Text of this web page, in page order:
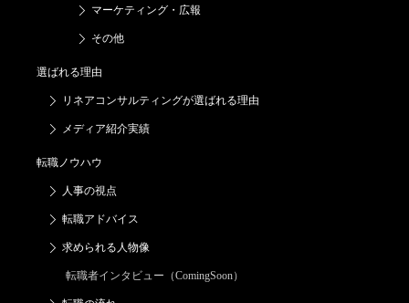
マーケティング・広報
その他
選ばれる理由
リネアコンサルティングが選ばれる理由
メディア紹介実績
転職ノウハウ
人事の視点
転職アドバイス
求められる人物像
転職者インタビュー（ComingSoon）